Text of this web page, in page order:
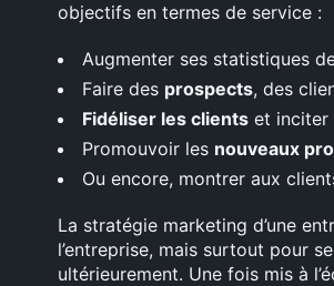
objectifs en termes de service :
Augmenter ses statistiques
Faire des prospects, des
Fidéliser les clients et inciter
Promouvoir les nouveaux
Ou encore, montrer aux
La stratégie marketing d’une
l’entreprise, mais surtout pour
ultérieurement. Une fois mis à